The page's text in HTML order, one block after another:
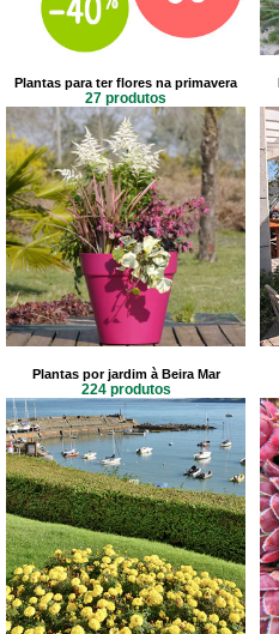
Plantas para ter flores na primavera
27 produtos
Plantas por jardim à Beira Mar
224 produtos